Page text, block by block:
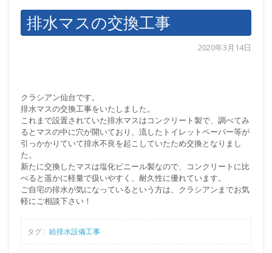
排水マスの交換工事
2020年3月14日
クラシアン仙台です。
排水マスの交換工事をいたしました。
これまで設置されていた排水マスはコンクリート製で、調べてみ
るとマスの中に穴が開いており、流したトイレットペーパー等が
引っかかりていて排水不良を起こしていたため交換となりまし
た。
新たに交換したマスは塩化ビニール製なので、コンクリートに比
べると遥かに軽量で扱いやすく、耐久性に優れています。
ご自宅の排水が気になっているという方は、クラシアンまでお気
軽にご相談下さい！
タグ :給排水設備工事